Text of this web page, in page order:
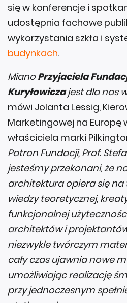
się w konferencje i
udostępnia fachowe
wykorzystania szkła i
budynkach.
MianoPrzyjaciela
Kuryłowiczajest dla nas
mówi Jolanta Lessig,
Marketingowej na Europę
właściciela marki
Patron Fundacji, Prof.
jesteśmy przekonani, że
architektura opiera się na
wiedzy teoretycznej,
funkcjonalnej
architektów i
niezwykle twórczym
cały czas ujawnia nowe
umożliwiając realizację
przy jednoczesnym